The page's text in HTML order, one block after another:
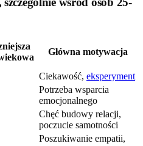
Główna motywacja
Ciekawość, eksperyment
Potrzeba wsparcia
emocjonalnego
Chęć budowy relacji,
poczucie samotności
Poszukiwanie empatii,